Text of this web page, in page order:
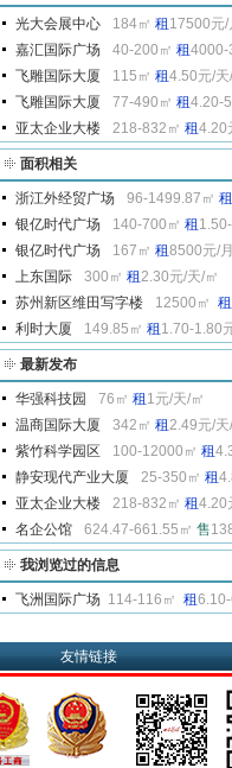
光大会展中心 184㎡ 租 17500元/
嘉汇国际广场
40-200㎡ 租4000-
飞雕国际大厦
115㎡ 租4.50元/
飞雕国际大厦
77-490㎡ 租4.20-
亚太企业大楼
218-832㎡ 租4.20
面积相关
浙江外经贸广场 96-1499.87㎡ 租
银亿时代广场
140-700㎡ 租
银亿时代广场
167㎡ 租8500元/月
上东国际
300㎡ 租2.30元/天/㎡
苏州新区维田写字楼
12500㎡ 租
利时大厦
149.85㎡ 租 1.70-1.80
最新发布
华强科技园 76㎡ 租 1元/天/㎡
温商国际大厦
342㎡ 租2.49元/天
紫竹科学园区
100-12000㎡ 租
静安现代产业大厦
25-350㎡ 租
亚太企业大楼
218-832㎡ 租4.20
名企公馆
624.47-661.55㎡ 售
我浏览过的信息
飞洲国际广场 114-116㎡ 租
友情链接